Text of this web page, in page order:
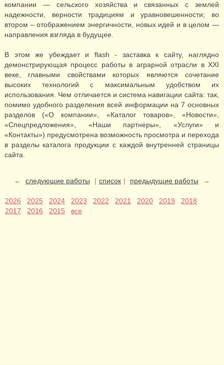
компании — сельского хозяйства и связанных с землей
надежности, верности традициям и уравновешенности; во
втором – отображением энергичности, новых идей и в целом —
направления взгляда в будущее.
В этом же убеждает и flash - заставка к сайту, наглядно
демонстрирующая процесс работы в аграрной отрасли в XXI
веке, главными свойствами которых являются сочетание
высоких технологий с максимальным удобством их
использования. Чем отличается и система навигации сайта: так,
помимо удобного разделения всей информации на 7 основных
разделов («О компании», «Каталог товаров», «Новости»,
«Спецпредложения», «Наши партнеры», «Услуги» и
«Контакты») предусмотрена возможность просмотра и перехода
в разделы каталога продукции с каждой внутренней страницы
сайта.
← следующие работы | список | предыдущие работы →
2026 2025 2024 2023 2022 2021 2020 2019
2018
2017
2016 2015 все